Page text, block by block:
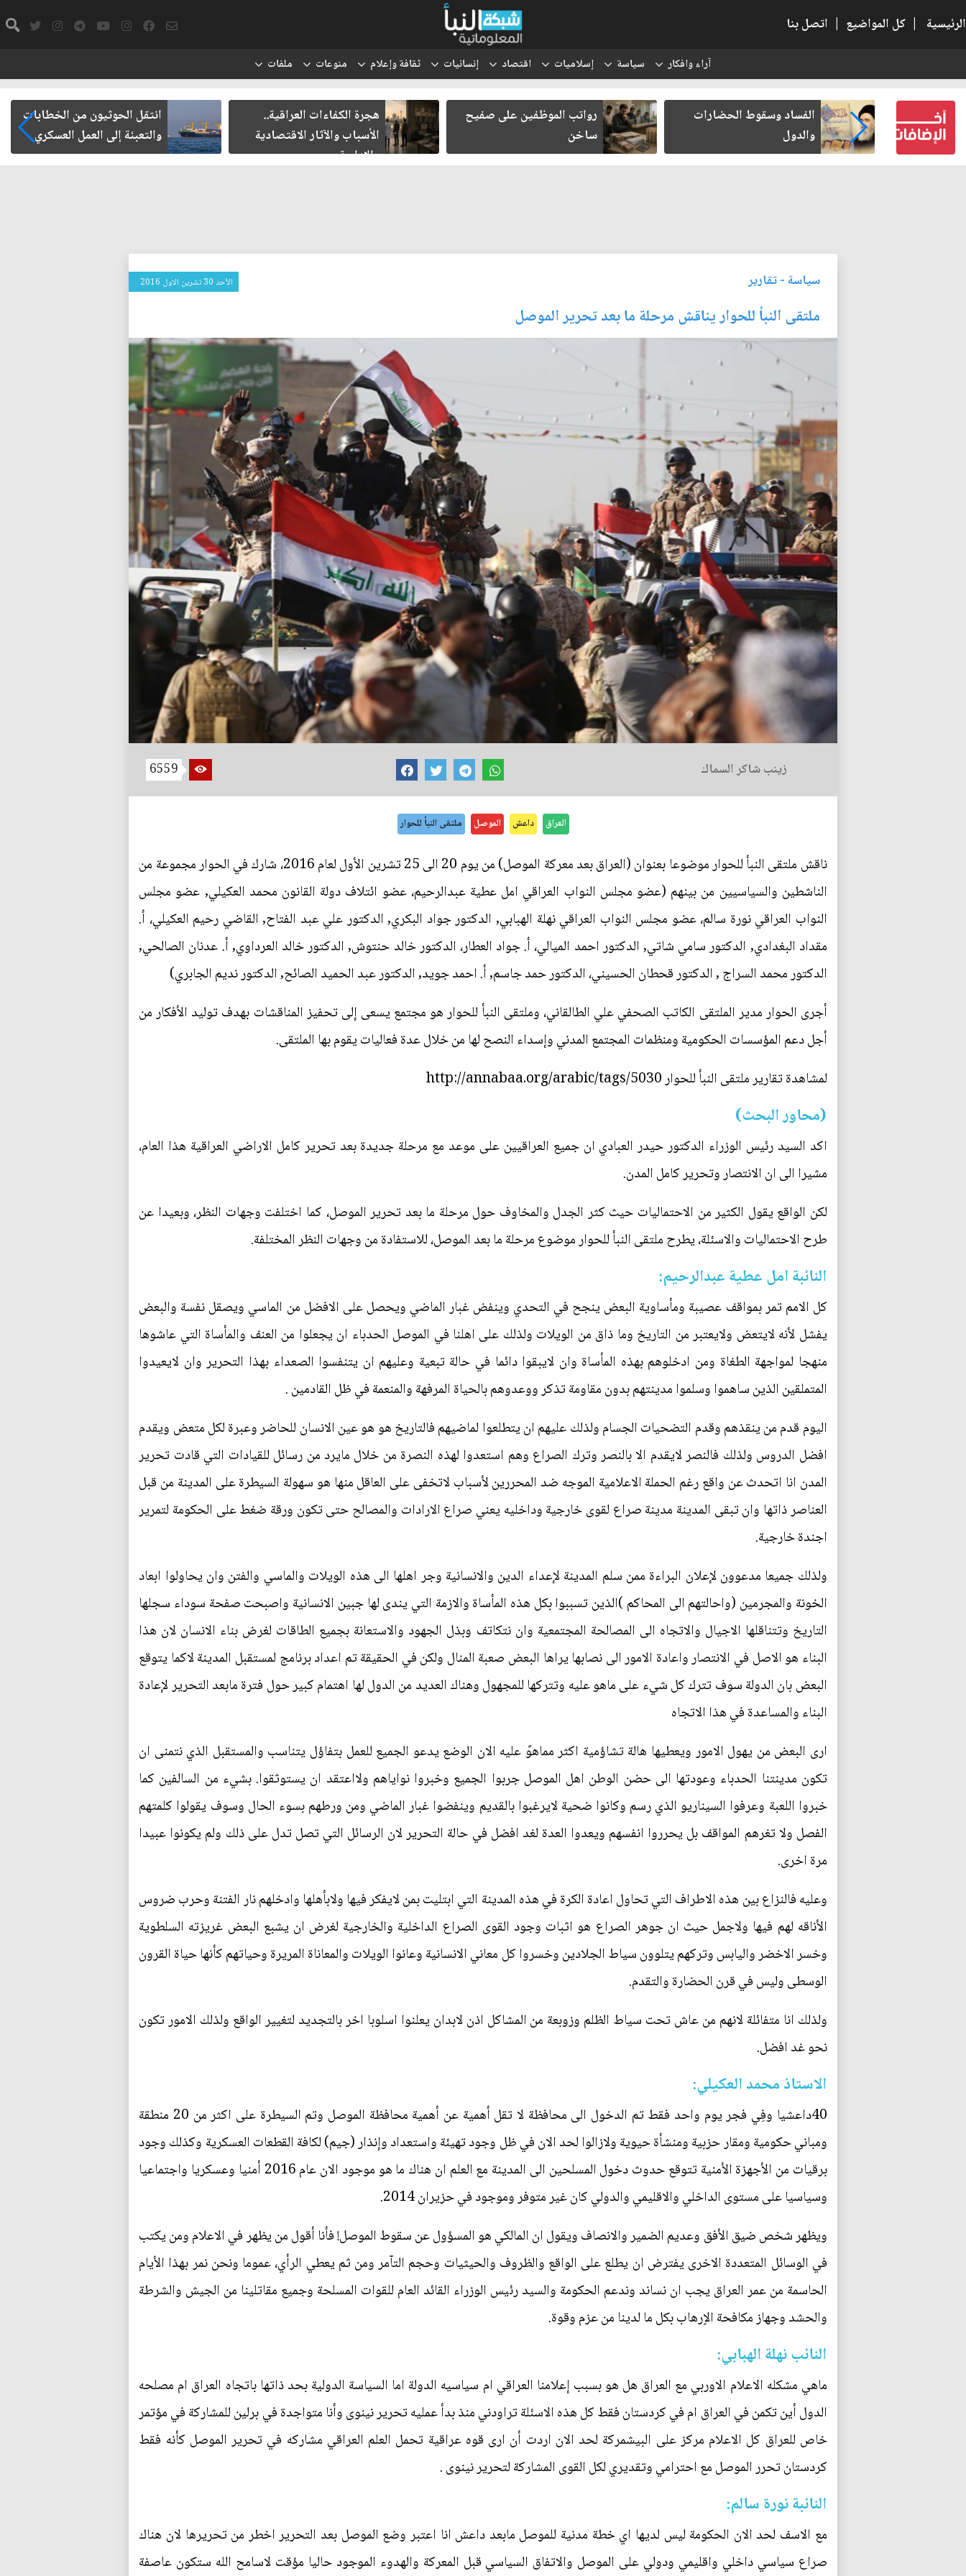
الرئيسية | كل المواضيع | اتصل بنا
آراء وافكار سياسة إسلاميات اقتصاد إنسانيات ثقافة وإعلام منوعات ملفات
كتب لنفسه
الفساد وسقوط الحضارات
والدول
رواتب الموظفين على صفيح
ساخن
هجرة الكفاءات العراقية..
الأسباب والآثار الاقتصادية
والإدارية
انتقل الحوثيون من الخطابات
والتعبئة إلى العمل العسكري
سياسة-تقارير الأحد 30 تشرين الاول 2016
ملتقى النبأ للحوار يناقش مرحلة ما بعد تحرير الموصل
زينب شاكر السماك 6559
العراق داعش الموصل ملتقى النبأ للحوار
ناقش ملتقى النبأ للحوار موضوعا بعنوان (العراق بعد معركة الموصل) من يوم 20 الى 25 تشرين الأول لعام 2016، شارك في الحوار مجموعة من
الناشطين والسياسيين من بينهم (عضو مجلس النواب العراقي امل عطية عبدالرحيم، عضو ائتلاف دولة القانون محمد العكيلي, عضو مجلس
النواب العراقي نورة سالم، عضو مجلس النواب العراقي نهلة الهبابي, الدكتور جواد البكري, الدكتور علي عبد الفتاح, القاضي رحيم العكيلي، أ.
مقداد البغدادي, الدكتور سامي شاتي, الدكتور احمد الميالي، أ. جواد العطار، الدكتور خالد حنتوش, الدكتور خالد العرداوي, أ. عدنان الصالحي,
الدكتور محمد السراج , الدكتور قحطان الحسيني، الدكتور حمد جاسم, أ. احمد جويد, الدكتور عبد الحميد الصائح, الدكتور نديم الجابري)
أجرى الحوار مدير الملتقى الكاتب الصحفي علي الطالقاني، وملتقى النبأ للحوار هو مجتمع يسعى إلى تحفيز المناقشات بهدف توليد الأفكار من
أجل دعم المؤسسات الحكومية ومنظمات المجتمع المدني وإسداء النصح لها من خلال عدة فعاليات يقوم بها الملتقى.
لمشاهدة تقارير ملتقى النبأ للحوار http://annabaa.org/arabic/tags/5030
(محاور البحث)
اكد السيد رئيس الوزراء الدكتور حيدر العبادي ان جميع العراقيين على موعد مع مرحلة جديدة بعد تحرير كامل الاراضي العراقية هذا العام،
مشيرا الى ان الانتصار وتحرير كامل المدن.
لكن الواقع يقول الكثير من الاحتماليات حيث كثر الجدل والمخاوف حول مرحلة ما بعد تحرير الموصل، كما اختلفت وجهات النظر، وبعيدا عن
طرح الاحتماليات والاسئلة، يطرح ملتقى النبأ للحوار موضوع مرحلة ما بعد الموصل، للاستفادة من وجهات النظر المختلفة.
النائبة امل عطية عبدالرحيم:
كل الامم تمر بمواقف عصيبة ومأساوية البعض ينجح في التحدي وينفض غبار الماضي ويحصل على الافضل من الماسي ويصقل نفسة والبعض
يفشل لأنه لايتعض ولايعتبر من التاريخ وما ذاق من الويلات ولذلك على اهلنا في الموصل الحدباء ان يجعلوا من العنف والمأساة التي عاشوها
منهجا لمواجهة الطغاة ومن ادخلوهم بهذه المأساة وان لايبقوا دائما في حالة تبعية وعليهم ان يتنفسوا الصعداء بهذا التحرير وان لايعيدوا
المتملقين الذين ساهموا وسلموا مدينتهم بدون مقاومة تذكر ووعدوهم بالحياة المرفهة والمنعمة في ظل القادمين .
اليوم قدم من ينقذهم وقدم التضحيات الجسام ولذلك عليهم ان يتطلعوا لماضيهم فالتاريخ هو هو عين الانسان للحاضر وعبرة لكل متعض ويقدم
افضل الدروس ولذلك فالنصر لايقدم الا بالنصر وترك الصراع وهم استعدوا لهذه النصرة من خلال مايرد من رسائل للقيادات التي قادت تحرير
المدن انا اتحدث عن واقع رغم الحملة الاعلامية الموجه ضد المحررين لأسباب لاتخفى على العاقل منها هو سهولة السيطرة على المدينة من قبل
العناصر ذاتها وان تبقى المدينة مدينة صراع لقوى خارجية وداخليه يعني صراع الارادات والمصالح حتى تكون ورقة ضغط على الحكومة لتمرير
اجندة خارجية.
ولذلك جميعا مدعوون لإعلان البراءة ممن سلم المدينة لإعداء الدين والانسانية وجر اهلها الى هذه الويلات والماسي والفتن وان يحاولوا ابعاد
الخونة والمجرمين (واحالتهم الى المحاكم )الذين تسببوا بكل هذه المأساة والازمة التي يندى لها جبين الانسانية واصبحت صفحة سوداء سجلها
التاريخ وتتناقلها الاجيال والاتجاه الى المصالحة المجتمعية وان نتكاتف وبذل الجهود والاستعانة بجميع الطاقات لغرض بناء الانسان لان هذا
البناء هو الاصل في الانتصار واعادة الامور الى نصابها يراها البعض صعبة المنال ولكن في الحقيقة تم اعداد برنامج لمستقبل المدينة لاكما يتوقع
البعض بان الدولة سوف تترك كل شيء على ماهو عليه وتتركها للمجهول وهناك العديد من الدول لها اهتمام كبير حول فترة مابعد التحرير لإعادة
البناء والمساعدة في هذا الاتجاه
ارى البعض من يهول الامور ويعطيها هالة تشاؤمية اكثر مماهوً عليه الان الوضع يدعو الجميع للعمل بتفاؤل يتناسب والمستقبل الذي نتمنى ان
تكون مدينتنا الحدباء وعودتها الى حضن الوطن اهل الموصل جربوا الجميع وخبروا نواياهم ولااعتقد ان يستوثقوا. بشيء من السالفين كما
خبروا اللعبة وعرفوا السيناريو الذي رسم وكانوا ضحية لايرغبوا بالقديم وينفضوا غبار الماضي ومن ورطهم بسوء الحال وسوف يقولوا كلمتهم
الفصل ولا تغرهم المواقف بل يحرروا انفسهم ويعدوا العدة لغد افضل في حالة التحرير لان الرسائل التي تصل تدل على ذلك ولم يكونوا عبيدا
مرة اخرى.
وعليه فالنزاع بين هذه الاطراف التي تحاول اعادة الكرة في هذه المدينة التي ابتليت بمن لايفكر فيها ولابأهلها وادخلهم نار الفتنة وحرب ضروس
الأناقه لهم فيها ولاجمل حيث ان جوهر الصراع هو اثبات وجود القوى الصراع الداخلية والخارجية لغرض ان يشبع البعض غريزته السلطوية
وخسر الاخضر واليابس وتركهم يتلوون سياط الجلادين وخسروا كل معاني الانسانية وعانوا الويلات والمعاناة المريرة وحياتهم كأنها حياة القرون
الوسطى وليس في قرن الحضارة والتقدم.
ولذلك انا متفائلة لانهم من عاش تحت سياط الظلم وزوبعة من المشاكل اذن لابدان يعلنوا اسلوبا اخر بالتجديد لتغيير الواقع ولذلك الامور تكون
نحو غد افضل.
الاستاذ محمد العكيلي:
40داعشيا وفِي فجر يوم واحد فقط تم الدخول الى محافظة لا تقل أهمية عن أهمية محافظة الموصل وتم السيطرة على اكثر من 20 منطقة
ومباني حكومية ومقار حزبية ومنشأة حيوية ولازالوا لحد الان في ظل وجود تهيئة واستعداد وإنذار (جيم) لكافة القطعات العسكرية وكذلك وجود
برقيات من الأجهزة الأمنية تتوقع حدوث دخول المسلحين الى المدينة مع العلم ان هناك ما هو موجود الان عام 2016 أمنيا وعسكريا واجتماعيا
وسياسيا على مستوى الداخلي والاقليمي والدولي كان غير متوفر وموجود في حزيران 2014.
ويظهر شخص ضيق الأفق وعديم الضمير والانصاف ويقول ان المالكي هو المسؤول عن سقوط الموصل! فأنا أقول من يظهر في الاعلام ومن يكتب
في الوسائل المتعددة الاخرى يفترض ان يطلع على الواقع والظروف والحيثيات وحجم التآمر ومن ثم يعطي الرأي، عموما ونحن نمر بهذا الأيام
الحاسمة من عمر العراق يجب ان نساند وندعم الحكومة والسيد رئيس الوزراء القائد العام للقوات المسلحة وجميع مقاتلينا من الجيش والشرطة
والحشد وجهاز مكافحة الاٍرهاب بكل ما لدينا من عزم وقوة.
النائب نهلة الهبابي:
ماهي مشكله الاعلام الاوربي مع العراق هل هو بسبب إعلامنا العراقي ام سياسيه الدولة اما السياسة الدولية بحد ذاتها باتجاه العراق ام مصلحه
الدول أين تكمن في العراق ام في كردستان فقط كل هذه الاسئلة تراودني منذ بدأ عمليه تحرير نينوى وأنا متواجدة في برلين للمشاركة في مؤتمر
خاص للعراق كل الاعلام مركز على البيشمركة لحد الان اردت أن ارى قوه عراقية تحمل العلم العراقي مشاركه في تحرير الموصل كأنه فقط
كردستان تحرر الموصل مع احترامي وتقديري لكل القوى المشاركة لتحرير نينوى .
النائبة نورة سالم:
مع الاسف لحد الان الحكومة ليس لديها اي خطة مدنية للموصل مابعد داعش انا اعتبر وضع الموصل بعد التحرير اخطر من تحريرها لان هناك
صراع سياسي داخلي واقليمي ودولي على الموصل والاتفاق السياسي قبل المعركة والهدوء الموجود حاليا مؤقت لاسامح الله ستكون عاصفة